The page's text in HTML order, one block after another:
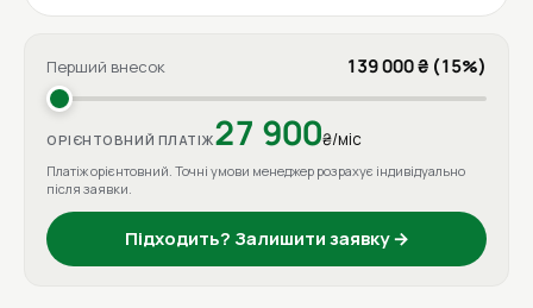
Перший внесок 139 000 ₴ (15%)
ОРІЄНТОВНИЙ ПЛАТІЖ27 900₴/міс
Платіж орієнтовний. Точні умови менеджер розрахує індивідуально
після заявки.
Підходить? Залишити заявку →